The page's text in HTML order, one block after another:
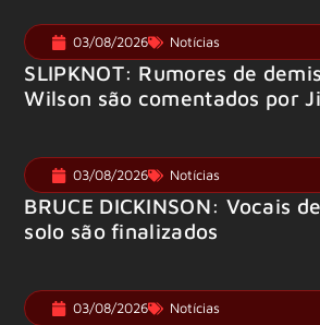
03/08/2026 Notícias
SLIPKNOT: Rumores de
Wilson são comentados por
03/08/2026 Notícias
BRUCE DICKINSON: Vocais
solo são finalizados
03/08/2026 Notícias